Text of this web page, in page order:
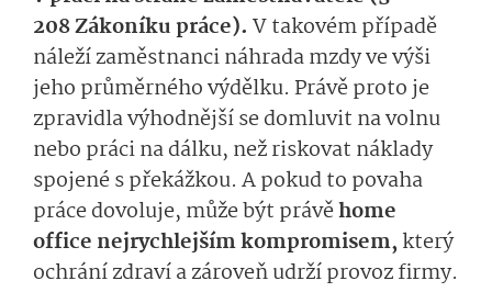
208 Zákoníku práce). V takovém případě
náleží zaměstnanci náhrada mzdy ve výši
jeho průměrného výdělku. Právě proto je
zpravidla výhodnější se domluvit na volnu
nebo práci na dálku, než riskovat náklady
spojené s překážkou. A pokud to povaha
práce dovoluje, může být právěhome
office nejrychlejším kompromisem,který
ochrání zdraví a zároveň udrží provoz firmy.